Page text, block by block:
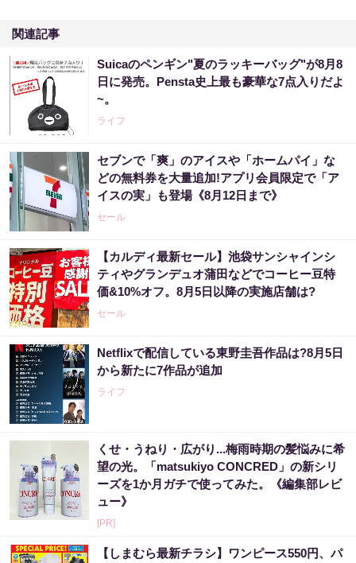
関連記事
Suicaのペンギン"夏のラッキーバッグ"が8月8
日に発売。Pensta史上最も豪華な7点入りだよ
~。
ライフ
セブンで「爽」のアイスや「ホームパイ」な
どの無料券を大量追加!アプリ会員限定で「ア
イスの実」も登場《8月12日まで》
セール
【カルディ最新セール】池袋サンシャインシ
ティやグランデュオ蒲田などでコーヒー豆特
価&10%オフ。8月5日以降の実施店舗は?
セール
Netflixで配信している東野圭吾作品は?8月5日
から新たに7作品が追加
ライフ
くせ・うねり・広がり...梅雨時期の髪悩みに希
望の光。「matsukiyo CONCRED」の新シリ
ーズを1か月ガチで使ってみた。《編集部レビ
ュー》
[PR]
【しまむら最新チラシ】ワンピース550円、パ